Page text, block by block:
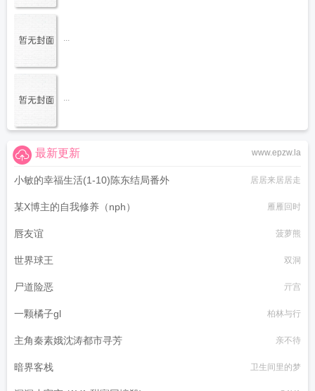
...
...
www.epzw.la
最新更新
小敏的幸福生活(1-10)陈东结局番外 居居来居居走
某X博主的自我修养（nph） 雁雁回时
唇友谊 菠萝熊
世界球王 双洞
尸道险恶 亓宫
一颗橘子gl 柏林与行
主角秦素娥沈涛都市寻芳 亲不待
暗界客栈 卫生间里的梦